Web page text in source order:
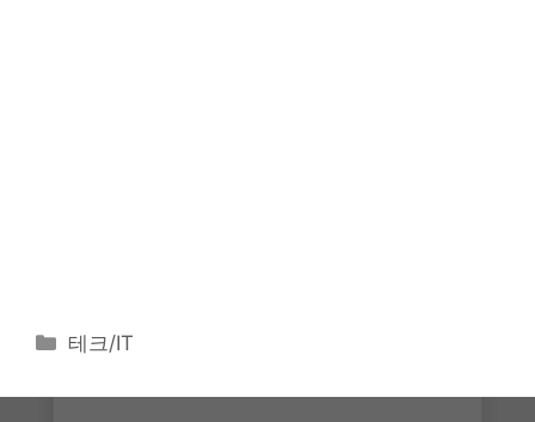
카
고
테크/IT